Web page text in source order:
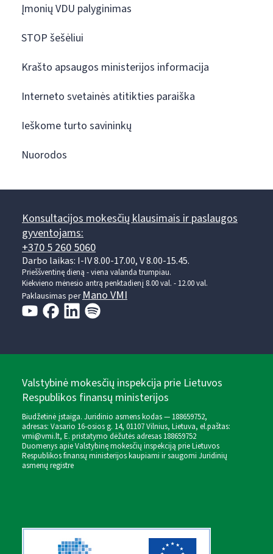
Įmonių VDU palyginimas
STOP šešėliui
Krašto apsaugos ministerijos informacija
Interneto svetainės atitikties paraiška
Ieškome turto savininkų
Nuorodos
Konsultacijos mokesčių klausimais ir paslaugos
gyventojams:
+370 5 260 5060
Darbo laikas: I-IV 8.00-17.00, V 8.00-15.45.
Prieššventinę dieną - viena valanda trumpiau.
Kiekvieno mėnesio antrą penktadienį 8.00 val. - 12.00 val.
Paklausimas perMano VMI
Valstybinė mokesčių inspekcija prie Lietuvos
Respublikos finansų ministerijos
Biudžetinė įstaiga. Juridinio asmens kodas — 188659752,
adresas: Vasario 16-osios g. 14, 01107 Vilnius, Lietuva, el.paštas:
vmi@vmi.lt, E. pristatymo dėžutės adresas 188659752
Duomenys apie Valstybinę mokesčių inspekciją prie Lietuvos
Respublikos finansų ministerijos kaupiami ir saugomi Juridinių
asmenų registre